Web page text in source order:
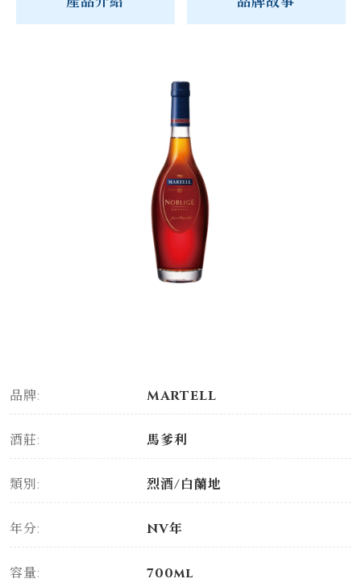
品牌: MARTELL
酒莊: 馬爹利
類別: 烈酒/白蘭地
年分: NV年
容量: 700ml